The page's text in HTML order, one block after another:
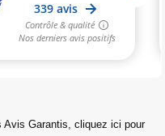
Avis Garantis, cliquez ici pour